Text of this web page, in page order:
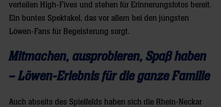
verteilen High-Fives und stehen für Erinnerungsfotos bereit.
Ein buntes Spektakel, das vor allem bei den jüngsten
Löwen-Fans für Begeisterung sorgt.
Mitmachen, ausprobieren, Spaß haben
– Löwen-Erlebnis für die ganze Familie
Auch abseits des Spielfelds haben sich die Rhein-Neckar